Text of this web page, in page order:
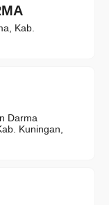
Kab.
Darma
Kuningan,